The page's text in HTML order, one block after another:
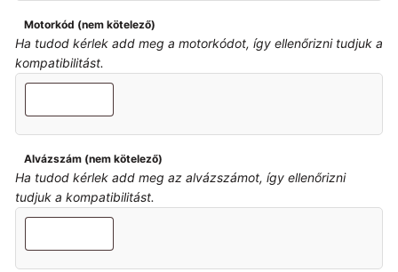
Motorkód (nem kötelező)
Ha tudod kérlek add meg a motorkódot, így ellenőrizni tudjuk a
kompatibilitást.
Alvázszám (nem kötelező)
Ha tudod kérlek add meg az alvázszámot, így ellenőrizni
tudjuk a kompatibilitást.